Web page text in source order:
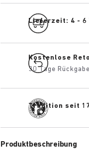
Lieferzeit: 4 - 6
Kostenlose
30 Tage
Tradition seit
Produktbeschreibung